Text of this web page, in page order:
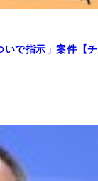
いで指示」案件【チ